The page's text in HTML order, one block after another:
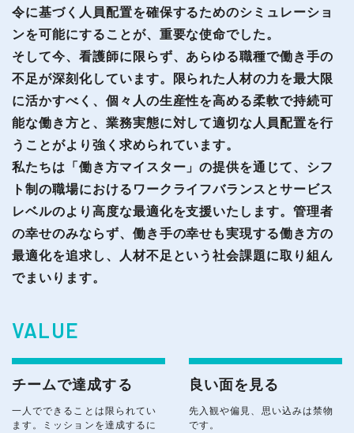
令に基づく人員配置を確保するためのシミュレーショ
ンを可能にすることが、重要な使命でした。
そして今、看護師に限らず、あらゆる職種で働き手の
不足が深刻化しています。限られた人材の力を最大限
に活かすべく、個々人の生産性を高める柔軟で持続可
能な働き方と、業務実態に対して適切な人員配置を行
うことがより強く求められています。
私たちは「働き方マイスター」の提供を通じて、シフ
ト制の職場におけるワークライフバランスとサービス
レベルのより高度な最適化を支援いたします。管理者
の幸せのみならず、働き手の幸せも実現する働き方の
最適化を追求し、人材不足という社会課題に取り組ん
でまいります。
VALUE
チームで達成する
一人でできることは限られてい
ます。ミッションを達成するに
良い面を見る
先入観や偏見、思い込みは禁物
です。